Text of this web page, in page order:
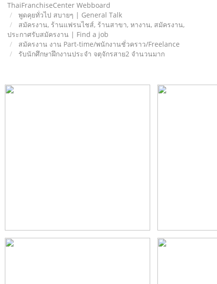
ThaiFranchiseCenter Webboard
พูดคุยทั่วไป สบายๆ | General Talk
สมัครงาน, ร้านแฟรนไชส์, ร้านสาขา, หางาน, สมัครงาน,
ประกาศรับสมัครงาน | Find a job
สมัครงาน งาน Part-time/พนักงานชั่วคราว/Freelance
รับนักศึกษาฝึกงานประจำ จตุจักรสาย2 จำนวนมาก